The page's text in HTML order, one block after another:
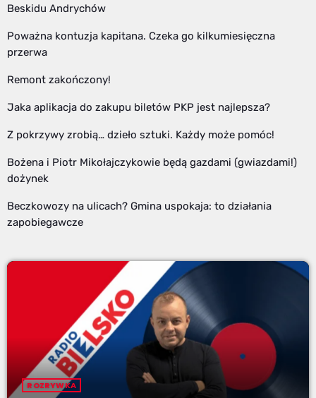
Beskidu Andrychów
Poważna kontuzja kapitana. Czeka go kilkumiesięczna
przerwa
Remont zakończony!
Jaka aplikacja do zakupu biletów PKP jest najlepsza?
Z pokrzywy zrobią… dzieło sztuki. Każdy może pomóc!
Bożena i Piotr Mikołajczykowie będą gazdami (gwiazdami!)
dożynek
Beczkowozy na ulicach? Gmina uspokaja: to działania
zapobiegawcze
ROZRYWKA